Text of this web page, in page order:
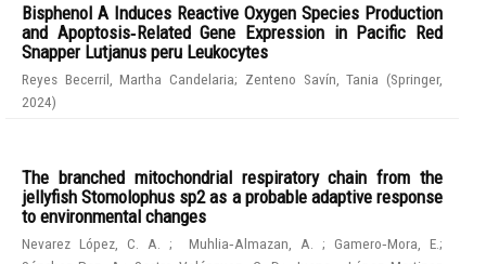
Bisphenol A Induces Reactive Oxygen Species Production
and Apoptosis‑Related Gene Expression in Pacific Red
Snapper Lutjanus peru Leukocytes
Reyes Becerril, Martha Candelaria; Zenteno Savín, Tania (Springer,
2024)
The branched mitochondrial respiratory chain from the
jellyfish Stomolophus sp2 as a probable adaptive response
to environmental changes
Nevarez López, C. A. ; Muhlia‑Almazan, A.;Gamero‑Mora, E.;